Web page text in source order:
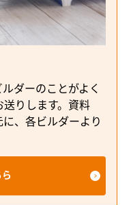
ダーのことがよく
りします。資料
、各ビルダーより